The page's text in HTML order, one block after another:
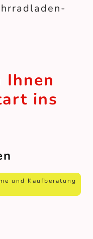
ins
und Kaufberatung